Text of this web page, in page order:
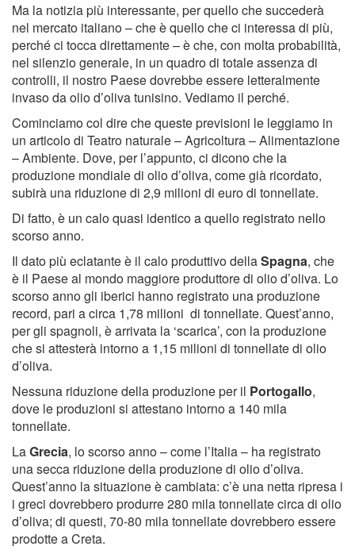
Ma la notizia più interessante, per quello che succederà
nel mercato italiano – che è quello che ci interessa di più,
perché ci tocca direttamente – è che, con molta probabilità,
nel silenzio generale, in un quadro di totale assenza di
controlli, il nostro Paese dovrebbe essere letteralmente
invaso da olio d’oliva tunisino. Vediamo il perché.
Cominciamo col dire che queste previsioni le leggiamo in
un articolo di Teatro naturale – Agricoltura – Alimentazione
– Ambiente. Dove, per l’appunto, ci dicono che la
produzione mondiale di olio d’oliva, come già ricordato,
subirà una riduzione di 2,9 milioni di euro di tonnellate.
Di fatto, è un calo quasi identico a quello registrato nello
scorso anno.
Il dato più eclatante è il calo produttivo dellaSpagna, che
è il Paese al mondo maggiore produttore di olio d’oliva. Lo
scorso anno gli iberici hanno registrato una produzione
record, pari a circa 1,78 milioni di tonnellate. Quest’anno,
per gli spagnoli, è arrivata la ‘scarica’, con la produzione
che si attesterà intorno a 1,15 milioni di tonnellate di olio
d’oliva.
Nessuna riduzione della produzione per il Portogallo,
dove le produzioni si attestano intorno a 140 mila
tonnellate.
LaGrecia, lo scorso anno – come l’Italia – ha registrato
una secca riduzione della produzione di olio d’oliva.
Quest’anno la situazione è cambiata: c’è una netta ripresa i
i greci dovrebbero produrre 280 mila tonnellate circa di olio
d’oliva; di questi, 70-80 mila tonnellate dovrebbero essere
prodotte a Creta.